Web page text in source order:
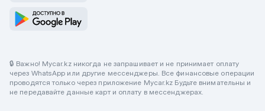
🔒 Важно! Mycar.kz никогда не запрашивает и не принимает оплату
через WhatsApp или другие мессенджеры. Все финансовые операции
проводятся только через приложение Mycar.kz Будьте внимательны и
не передавайте данные карт и оплату в мессенджерах.